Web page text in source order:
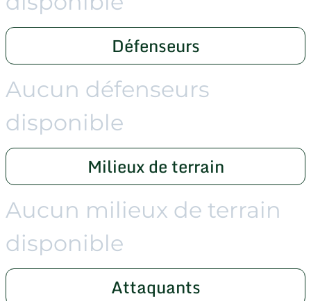
Défenseurs
Aucun défenseurs
disponible
Milieux de terrain
Aucun milieux de terrain
disponible
Attaquants